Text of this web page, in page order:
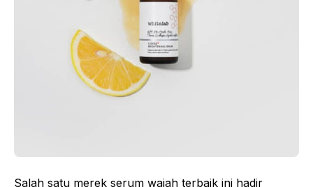
Salah satu merek serum wajah terbaik ini hadir